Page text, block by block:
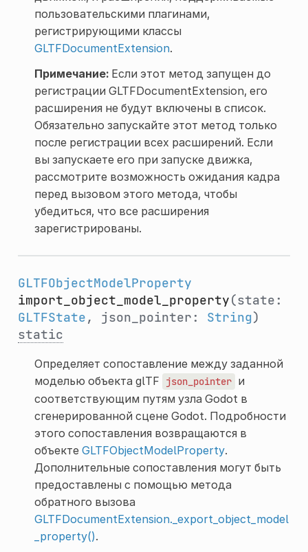
пользовательскими плагинами,
регистрирующими классы
GLTFDocumentExtension.
Примечание:Если этот метод запущен до
регистрации GLTFDocumentExtension, его
расширения не будут включены в список.
Обязательно запускайте этот метод только
после регистрации всех расширений. Если
вы запускаете его при запуске движка,
рассмотрите возможность ожидания кадра
перед вызовом этого метода, чтобы
убедиться, что все расширения
зарегистрированы.
GLTFObjectModelProperty
import_object_model_property(state:
GLTFState, json_pointer: String)
static
Определяет сопоставление между заданной
моделью объекта glTF
json_pointer и
соответствующим путям узла Godot в
сгенерированной сцене Godot. Подробности
этого сопоставления возвращаются в
объекте GLTFObjectModelProperty.
Дополнительные сопоставления могут быть
предоставлены с помощью метода
обратного вызова
GLTFDocumentExtension._export_object_model
_property().